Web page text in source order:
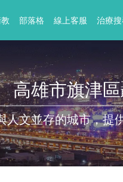
部落格 線上客服 治療
高雄市旗津
人文並存的城市，提